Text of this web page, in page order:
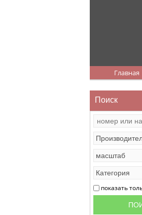
Главная
Поиск
показать